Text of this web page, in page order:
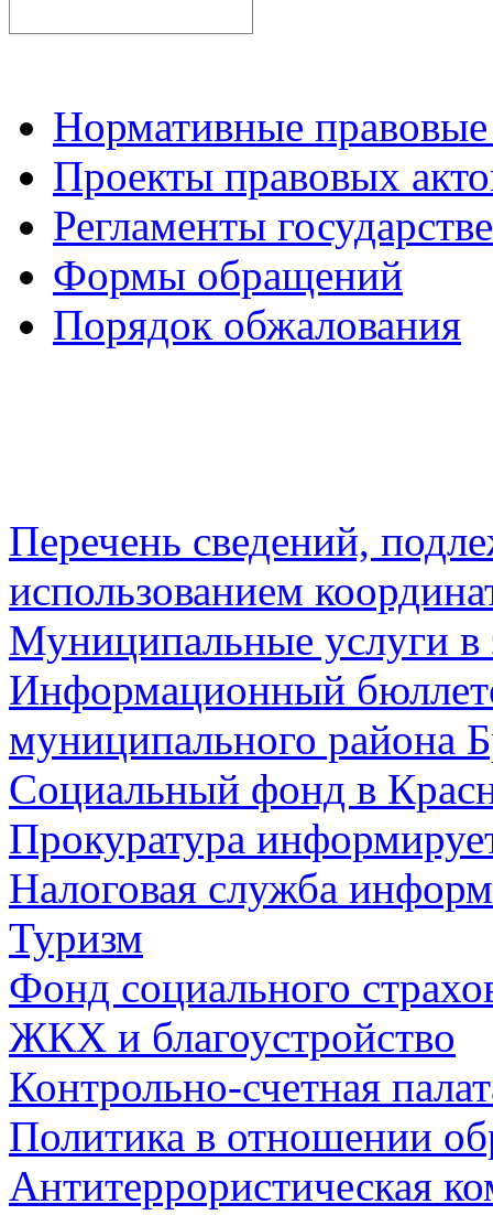
Нормативные
Проекты правовых
Регламенты
Формы обращений
Порядок обжалования
Перечень сведений,
использованием
Муниципальные услуги в
Информационный
муниципального района
Социальный фонд в
Прокуратура
Налоговая служба
Туризм
Фонд социального
ЖКХ и благоустройство
Контрольно-счетная
Политика в отношении
Антитеррористическая